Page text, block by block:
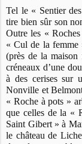
Tel le « Sentier
tire bien sûr son
Outre les «
« Cul de la femme
(près de la maison
créneaux d’une
à des cerises sur
Nonville et
« Roche à pots »
que celles de la «
Saint Gibert » à
le château de